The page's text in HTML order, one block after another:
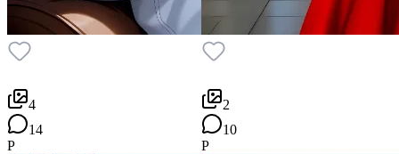
4
14
P
2
10
P